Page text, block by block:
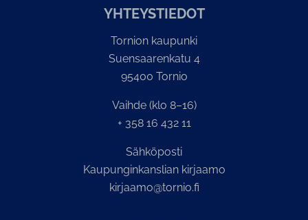
YH­TEYS­TIE­DOT
Tornion kaupunki
Suensaarenkatu 4
95400 Tornio
Vaihde (klo 8–16)
+ 358 16 432 11
Sähköposti
Kaupunginkanslian kirjaamo
kirjaamo@tornio.fi